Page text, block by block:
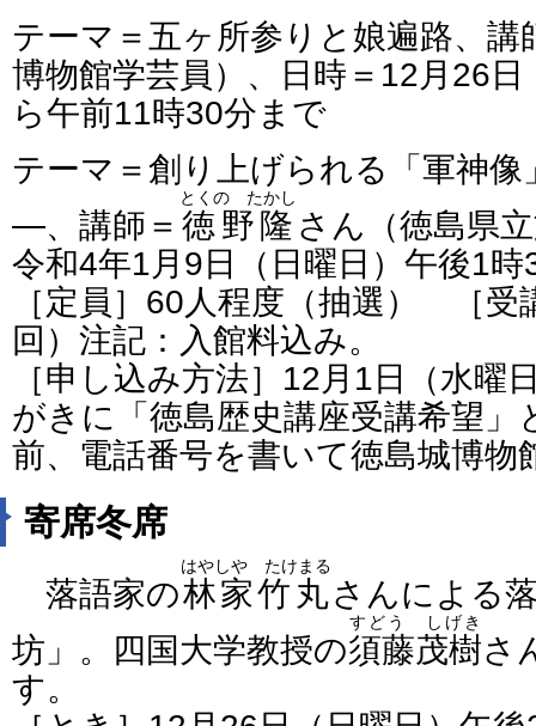
テーマ＝五ヶ所参りと娘遍路、講
博物館学芸員）、日時＝12月26
ら午前11時30分まで
テーマ＝創り上げられる「軍神
―、講師＝ 徳野隆
とくの たかし
さん（徳島県
令和4年1月9日（日曜日）午後1
［定員］60人程度（抽選） ［受
回）注記：入館料込み。
［申し込み方法］12月1日（水曜
がきに「徳島歴史講座受講希望」
前、電話番号を書いて徳島城博物
寄席冬席
落語家の林家竹丸
はやしや たけまる
さんによる
坊」。四国大学教授の須藤茂樹
すどう しげき
さ
す。